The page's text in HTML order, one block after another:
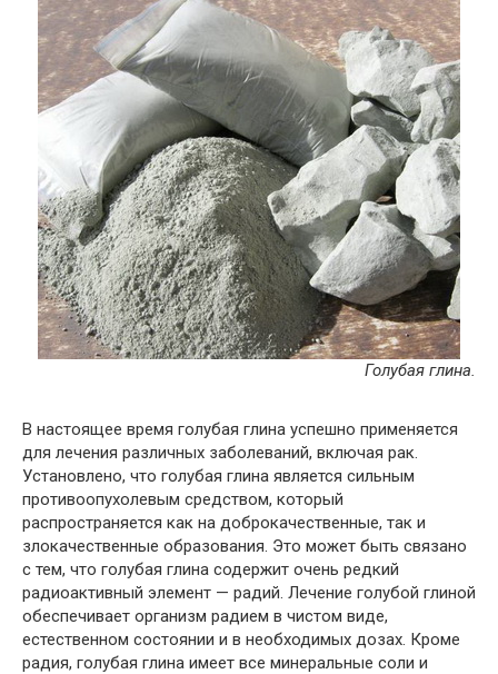
Голубая глина.
В настоящее время голубая глина успешно применяется
для лечения различных заболеваний, включая рак.
Установлено, что голубая глина является сильным
противоопухолевым средством, который
распространяется как на доброкачественные, так и
злокачественные образования. Это может быть связано
с тем, что голубая глина содержит очень редкий
радиоактивный элемент — радий. Лечение голубой глиной
обеспечивает организм радием в чистом виде,
естественном состоянии и в необходимых дозах. Кроме
радия, голубая глина имеет все минеральные соли и